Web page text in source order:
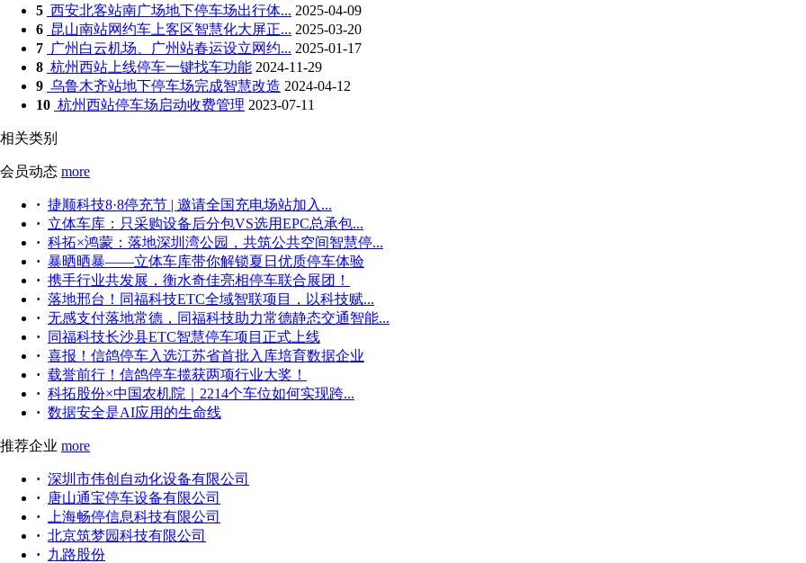
5 西安北客站南广场地下停车场出行体... 2025-04-09
6 昆山南站网约车上客区智慧化大屏正... 2025-03-20
7 广州白云机场、广州站春运设立网约... 2025-01-17
8 杭州西站上线停车一键找车功能 2024-11-29
9 乌鲁木齐站地下停车场完成智慧改造 2024-04-12
10 杭州西站停车场启动收费管理 2023-07-11
相关类别
会员动态 more
· 捷顺科技8·8停充节 | 邀请全国充电场站加入...
· 立体车库：只采购设备后分包VS选用EPC总承包...
· 科拓×鸿蒙：落地深圳湾公园，共筑公共空间智慧停...
· 暴晒晒暴——立体车库带你解锁夏日优质停车体验
· 携手行业共发展，衡水奇佳亮相停车联合展团！
· 落地邢台！同福科技ETC全域智联项目，以科技赋...
· 无感支付落地常德，同福科技助力常德静态交通智能...
·
同福科技长沙县ETC智慧停车项目正式上线
· 喜报！信鸽停车入选江苏省首批入库培育数据企业
· 载誉前行！信鸽停车揽获两项行业大奖！
· 科拓股份×中国农机院｜2214个车位如何实现跨...
· 数据安全是AI应用的生命线
推荐企业 more
· 深圳市伟创自动化设备有限公司
·
唐山通宝停车设备有限公司
·
上海畅停信息科技有限公司
· 北京筑梦园科技有限公司
· 九路股份